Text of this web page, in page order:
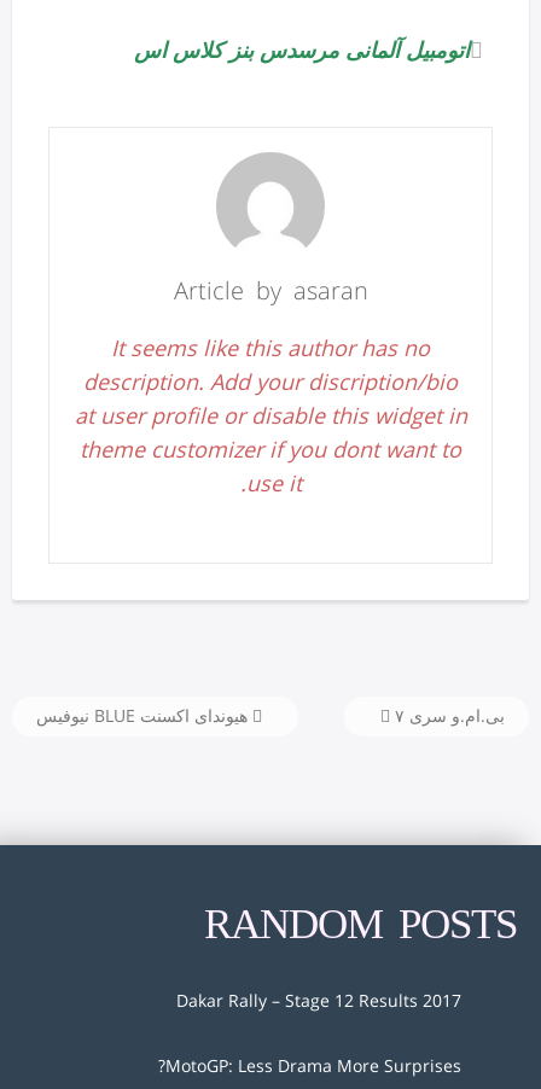
اتومبیل آلمانی مرسدس بنز کلاس اس
Article by asaran
It seems like this author has no
description. Add your discription/bio
at user profile or disable this widget in
theme customizer if you dont want to
use it.
هیوندای اکسنت BLUE نیوفیس بی.ام.و سری ۷
RANDOM POSTS
2017 Dakar Rally – Stage 12 Results
MotoGP: Less Drama More Surprises?